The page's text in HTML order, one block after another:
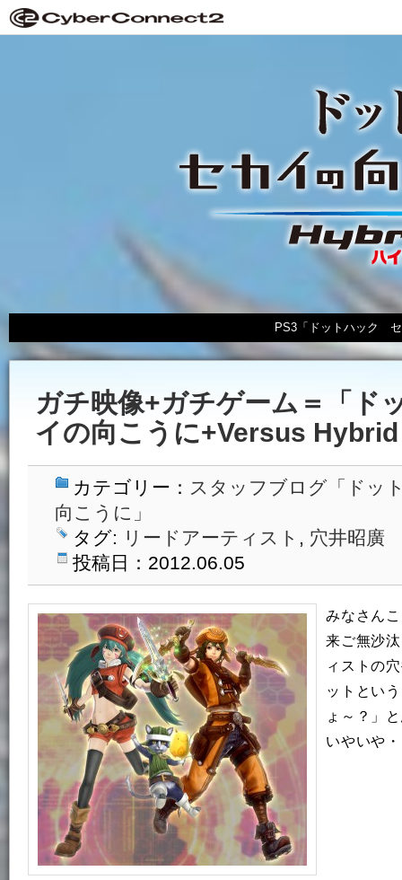
PS3「ドットハック
ガチ映像+ガチゲーム＝「ド
イの向こうに+Versus
カテゴリー： スタッフブログ「ド
向こうに」
タグ: リードアーティスト , 穴井昭廣
投稿日：2012.06.05
みなさん
来ご無沙
ィストの
ットとい
ょ～？」
いやいや